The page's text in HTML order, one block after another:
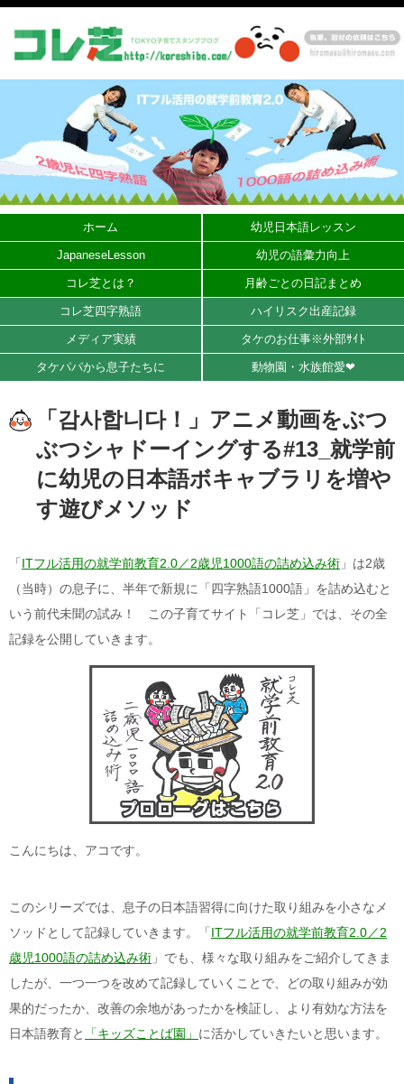
ホーム 幼児日本語レッスン
JapaneseLesson 幼児の語彙力向上
コレ芝とは？ 月齢ごとの日記まとめ
コレ芝四字熟語 ハイリスク出産記録
メディア実績 タケのお仕事※外部ｻｲﾄ
タケパパから息子たちに 動物園・水族館愛❤︎
「감사합니다！」 アニメ動画をぶつ
ぶつシャドーイングする#13_就学前
に幼児の日本語ボキャブラリを増や
す遊びメソッド
「ITフル活用の就学前教育2.0／2歳児1000語の詰め込み術 」は2歳
（当時）の息子に、半年で新規に「四字熟語1000語」を詰め込むと
いう前代未聞の試み！ この子育てサイト「コレ芝」では、その全
記録を公開していきます。
こんにちは、アコです。
このシリーズでは、息子の日本語習得に向けた取り組みを小さなメ
ソッドとして記録していきます。「 ITフル活用の就学前教育2.0／2
歳児1000語の詰め込み術 」でも、様々な取り組みをご紹介してきま
したが、一つ一つを改めて記録していくことで、どの取り組みが効
果的だったか、改善の余地があったかを検証し、より有効な方法を
日本語教育と
「キッズことば園」 に活かしていきたいと思います。